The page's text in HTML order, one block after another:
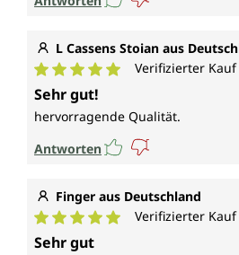
L Cassens Stoian aus
Durchschnittliche Bewertung
Verifizierter Kauf
Sehr gut!
hervorragende Qualität.
Antworten
Finger aus Deutschland
Durchschnittliche Bewertung
Verifizierter Kauf
Sehr gut